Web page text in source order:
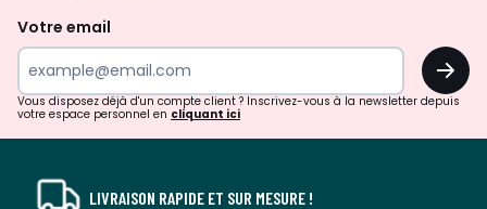
surprises?
Votre email
OK
Vous disposez déjà d'un compte client ? Inscrivez-vous à la newsletter depuis
votre espace personnel en cliquant ici
LIVRAISON RAPIDE ET SUR MESURE !